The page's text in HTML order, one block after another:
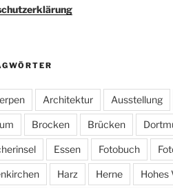
Architektur Ausstellung
Brocken Brücken
Essen Fotobuch
Harz Herne Hohes